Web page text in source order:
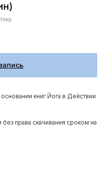
книг Йога в Действии
права скачивания сроком на